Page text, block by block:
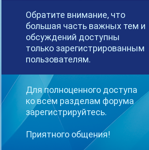
трансляция flash player (и ещё 4 )
Обратите внимание, что
большая часть важных тем и
обсуждений доступны
только зарегистрированным
пользователям.
Для полноценного доступа
ко всем разделам форума
зарегистрируйтесь.
Приятного общения!